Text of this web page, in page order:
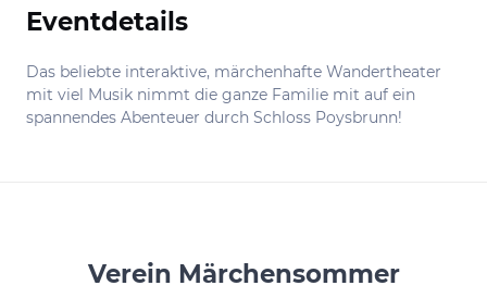
Informationen
Eventdetails
Das beliebte interaktive, märchenhafte Wandertheater
mit viel Musik nimmt die ganze Familie mit auf ein
spannendes Abenteuer durch Schloss Poysbrunn!
Verein Märchensommer